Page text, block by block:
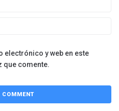
electrónico y web en este
que comente.